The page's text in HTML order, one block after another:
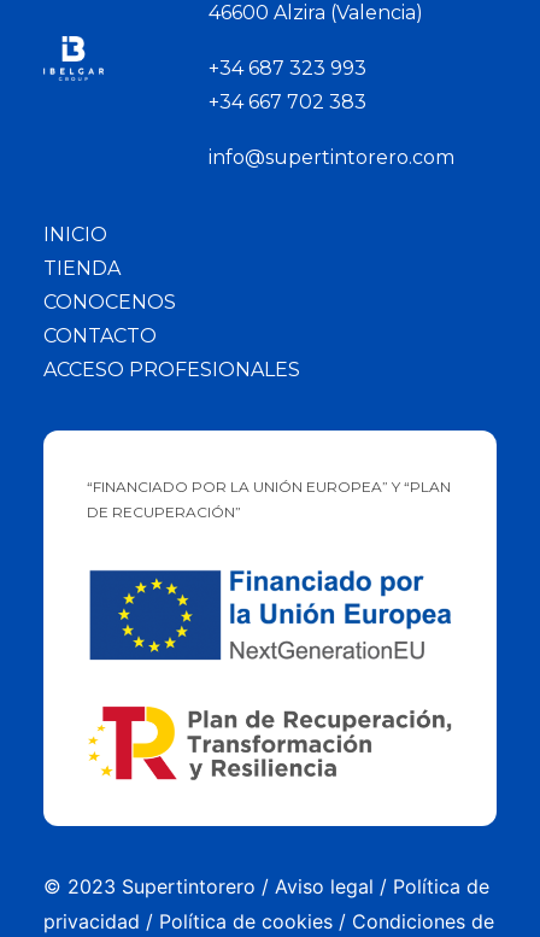
46600 Alzira (Valencia)
+34 687 323 993
+34 667 702 383
info@supertintorero.com
INICIO
TIENDA
CONOCENOS
CONTACTO
ACCESO PROFESIONALES
“FINANCIADO POR LA UNIÓN EUROPEA” Y “PLAN
DE RECUPERACIÓN”
© 2023 Supertintorero / Aviso legal / Política de
privacidad / Política de cookies / Condiciones de